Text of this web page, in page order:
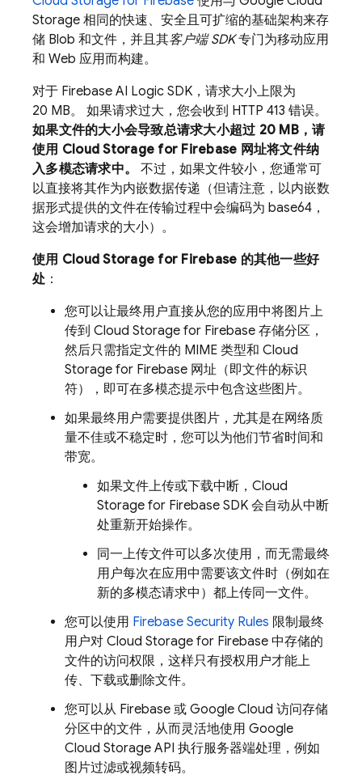
Storage 相同的快速、安全且可扩缩的基础架构来存
储 Blob 和文件，并且其客户端 SDK专门为移动应用
和 Web 应用而构建。
对于 Firebase AI Logic SDK，请求大小上限为
20 MB。 如果请求过大，您会收到 HTTP 413 错误。
如果文件的大小会导致总请求大小超过 20 MB，请
使用 Cloud Storage for Firebase 网址将文件纳
入多模态请求中。
不过，如果文件较小，您通常可
以直接将其作为内嵌数据传递（但请注意，以内嵌数
据形式提供的文件在传输过程中会编码为 base64，
这会增加请求的大小）。
使用 Cloud Storage for Firebase 的其他一些好
处 ：
您可以让最终用户直接从您的应用中将图片上
传到 Cloud Storage for Firebase 存储分区，
然后只需指定文件的 MIME 类型和 Cloud
Storage for Firebase 网址（即文件的标识
符），即可在多模态提示中包含这些图片。
如果最终用户需要提供图片，尤其是在网络质
量不佳或不稳定时，您可以为他们节省时间和
带宽。
如果文件上传或下载中断， Cloud
Storage for Firebase SDK 会自动从中断
处重新开始操作。
同一上传文件可以多次使用，而无需最终
用户每次在应用中需要该文件时（例如在
新的多模态请求中）都上传同一文件。
您可以使用 Firebase Security Rules 限制最终
用户对 Cloud Storage for Firebase 中存储的
文件的访问权限，这样只有授权用户才能上
传、下载或删除文件。
您可以从 Firebase 或 Google Cloud 访问存储
分区中的文件，从而灵活地使用 Google
Cloud Storage API 执行服务器端处理，例如
图片过滤或视频转码。